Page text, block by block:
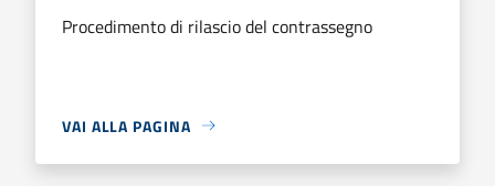
Procedimento di rilascio del contrassegno
VAI ALLA PAGINA